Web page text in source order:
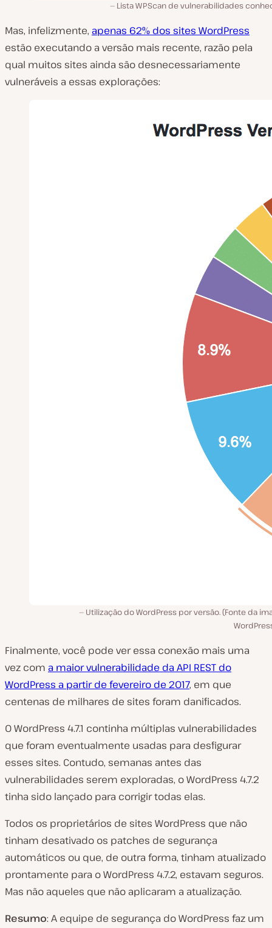
Lista WPScan de vulnerabilidades
Mas, infelizmente, apenas 62% dos sites WordPress
estão executando a versão mais recente, razão pela
qual muitos sites ainda são desnecessariamente
vulneráveis a essas explorações:
Utilização do WordPress por versão. (Fonte da
Finalmente, você pode ver essa conexão mais uma
vez com a maior vulnerabilidade da API REST do
WordPress a partir de fevereiro de 2017, em que
centenas de milhares de sites foram danificados.
O WordPress 4.7.1 continha múltiplas vulnerabilidades
que foram eventualmente usadas para desfigurar
esses sites. Contudo, semanas antes das
vulnerabilidades serem exploradas, o WordPress 4.7.2
tinha sido lançado para corrigir todas elas.
Todos os proprietários de sites WordPress que não
tinham desativado os patches de segurança
automáticos ou que, de outra forma, tinham atualizado
prontamente para o WordPress 4.7.2, estavam seguros.
Mas não aqueles que não aplicaram a atualização.
Resumo: A equipe de segurança do WordPress faz um